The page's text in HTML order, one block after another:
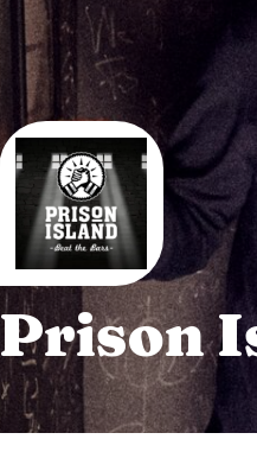
Prison